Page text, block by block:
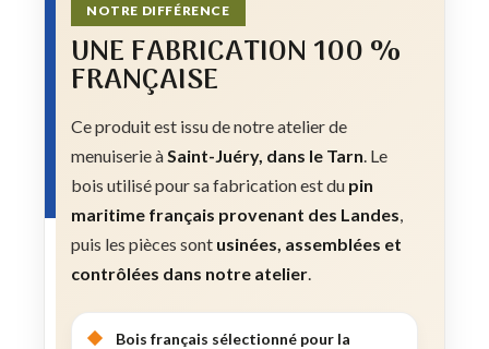
NOTRE DIFFÉRENCE
UNE FABRICATION 100 %
FRANÇAISE
Ce produit est issu de notre atelier de
menuiserie à Saint-Juéry, dans le Tarn . Le
bois utilisé pour sa fabrication est du pin
maritime français provenant des Landes
puis les pièces sont usinées, assemblées et
contrôlées dans notre atelier
Bois français sélectionné pour la